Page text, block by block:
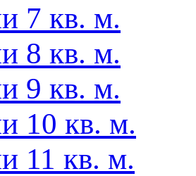
7 кв. м.
8 кв. м.
9 кв. м.
10 кв. м.
11 кв. м.